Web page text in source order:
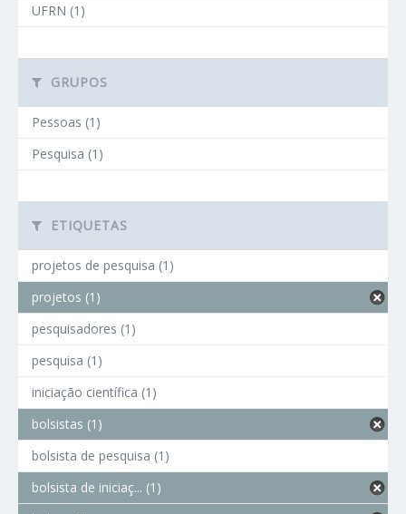
UFRN (1)
GRUPOS
Pessoas (1)
Pesquisa (1)
ETIQUETAS
projetos de pesquisa (1)
projetos (1)
pesquisadores (1)
pesquisa (1)
iniciação científica (1)
bolsistas (1)
bolsista de pesquisa (1)
bolsista de iniciaç... (1)